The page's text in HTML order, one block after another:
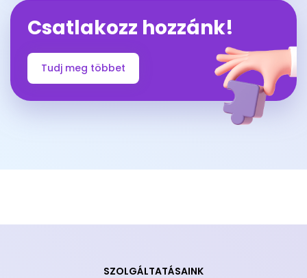
Csatlakozz hozzánk!
Tudj meg többet
SZOLGÁLTATÁSAINK